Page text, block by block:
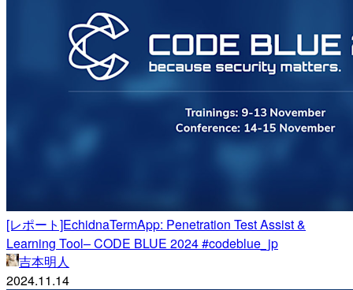
[レポート]EchidnaTermApp: Penetration Test Assist &
Learning Tool– CODE BLUE 2024 #codeblue_jp
吉本明人
2024.11.14